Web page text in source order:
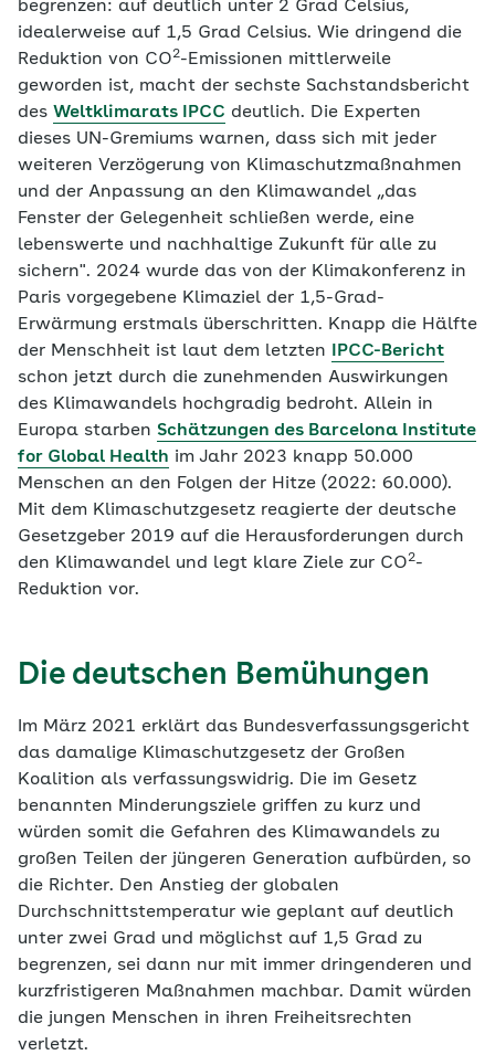
begrenzen: auf deutlich unter 2 Grad Celsius,
idealerweise auf 1,5 Grad Celsius. Wie dringend die
Reduktion von CO2-Emissionen mittlerweile
geworden ist, macht der sechste Sachstandsbericht
des Weltklimarats IPCC deutlich. Die Experten
dieses UN-Gremiums warnen, dass sich mit jeder
weiteren Verzögerung von Klimaschutzmaßnahmen
und der Anpassung an den Klimawandel „das
Fenster der Gelegenheit schließen werde, eine
lebenswerte und nachhaltige Zukunft für alle zu
sichern". 2024 wurde das von der Klimakonferenz in
Paris vorgegebene Klimaziel der 1,5-Grad-
Erwärmung erstmals überschritten. Knapp die Hälfte
der Menschheit ist laut dem letzten
IPCC-Bericht
schon jetzt durch die zunehmenden Auswirkungen
des Klimawandels hochgradig bedroht. Allein in
Europa starben Schätzungen des Barcelona Institute
for Global Health im Jahr 2023 knapp 50.000
Menschen an den Folgen der Hitze (2022: 60.000).
Mit dem Klimaschutzgesetz reagierte der deutsche
Gesetzgeber 2019 auf die Herausforderungen durch
den Klimawandel und legt klare Ziele zur CO2-
Reduktion vor.
Die deutschen Bemühungen
Im März 2021 erklärt das Bundesverfassungsgericht
das damalige Klimaschutzgesetz der Großen
Koalition als verfassungswidrig. Die im Gesetz
benannten Minderungsziele griffen zu kurz und
würden somit die Gefahren des Klimawandels zu
großen Teilen der jüngeren Generation aufbürden, so
die Richter. Den Anstieg der globalen
Durchschnittstemperatur wie geplant auf deutlich
unter zwei Grad und möglichst auf 1,5 Grad zu
begrenzen, sei dann nur mit immer dringenderen und
kurzfristigeren Maßnahmen machbar. Damit würden
die jungen Menschen in ihren Freiheitsrechten
verletzt.